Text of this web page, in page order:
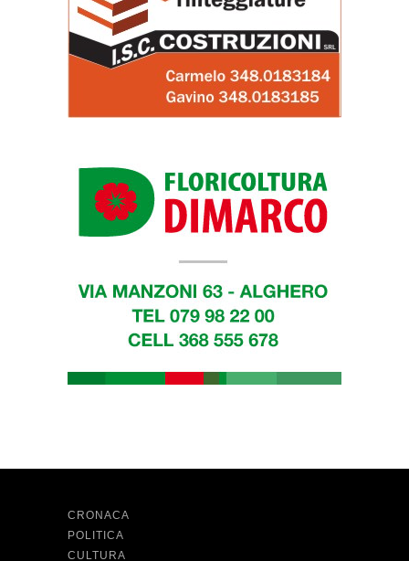
CRONACA
POLITICA
CULTURA